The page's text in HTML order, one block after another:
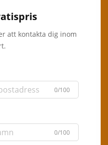
att kontakta dig inom
0/100
0/100